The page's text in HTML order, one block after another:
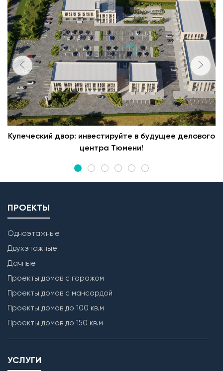
Купеческий двор: инвестируйте в будущее делового
центра Тюмени!
ПРОЕКТЫ
Одноэтажные
Двухэтажные
Дачные
Проекты домов с гаражом
Проекты домов с мансардой
Проекты домов до 100 кв.м
Проекты домов до 150 кв.м
УСЛУГИ